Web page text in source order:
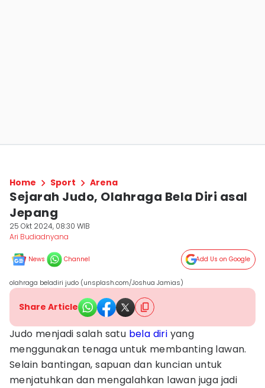
Home Sport Arena
Sejarah Judo, Olahraga Bela Diri asal
Jepang
25 Okt 2024, 08:30 WIB
Ari Budiadnyana
News Channel Add Us on Google
olahraga beladiri judo (unsplash.com/Joshua Jamias)
Share Article
Judo menjadi salah satu bela diri yang
menggunakan tenaga untuk membanting lawan.
Selain bantingan, sapuan dan kuncian untuk
menjatuhkan dan mengalahkan lawan juga jadi